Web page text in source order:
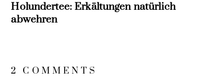
Holundertee: Erkältungen natürlich
abwehren
2 COMMENTS